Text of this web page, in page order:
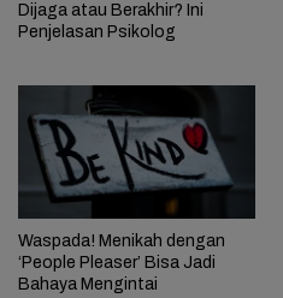
Dijaga atau Berakhir? Ini
Penjelasan Psikolog
Waspada! Menikah dengan
‘People Pleaser’ Bisa Jadi
Bahaya Mengintai